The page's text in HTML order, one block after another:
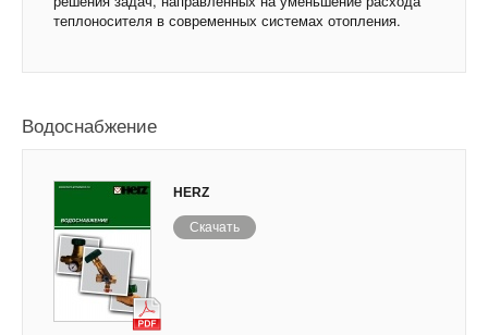
теплоносителя в современных системах отопления.
Водоснабжение
HERZ
Скачать